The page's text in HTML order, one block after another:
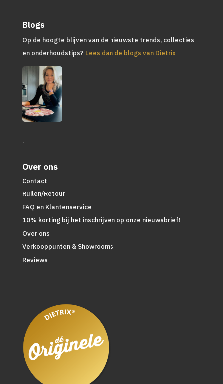
Blogs
Op de hoogte blijven van de nieuwste trends, collecties
en onderhoudstips? Lees dan de blogs van Dietrix
.
Over ons
Contact
Ruilen/Retour
FAQ en Klantenservice
10% korting bij het inschrijven op onze nieuwsbrief!
Over ons
Verkooppunten & Showrooms
Reviews